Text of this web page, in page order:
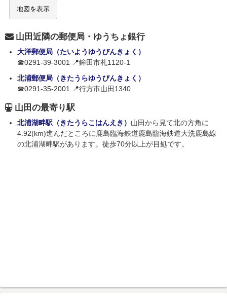
地図を表示
山田近隣の郵便局・ゆうちょ銀行
大洋郵便局（たいようゆうびんきょく）
☎0291-39-3001 📍鉾田市札1120-1
北浦郵便局（きたうらゆうびんきょく）
☎0291-35-2001 📍行方市山田1340
山田の最寄り駅
北浦湖畔駅（きたうらこはんえき） 山田から見て北の方角に
4.92(km)進んだところに鹿島臨海鉄道鹿島臨海鉄道大洗鹿島線
の北浦湖畔駅があります。徒歩70分以上が目処です。